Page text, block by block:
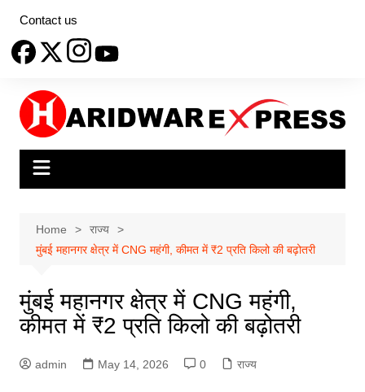
content
Contact us
Home
राज्य
मुंबई महानगर क्षेत्र में CNG महंगी, कीमत में ₹2 प्रति किलो की बढ़ोतरी
मुंबई महानगर क्षेत्र में CNG महंगी,
कीमत में ₹2 प्रति किलो की बढ़ोतरी
admin May 14, 2026 0 राज्य